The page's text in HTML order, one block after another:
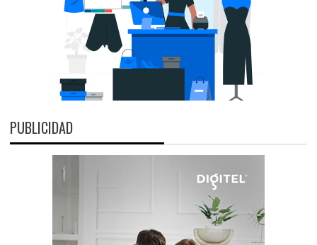
PUBLICIDAD